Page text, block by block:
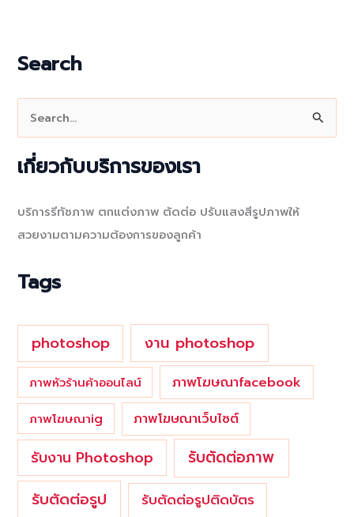
Search
r
เกี่ยวกับบริการของเรา
บริการรีทัชภาพ ตกแต่งภาพ ตัดต่อ ปรับแสงสีรูปภาพให้
สวยงามตามความต้องการของลูกค้า
Tags
photoshop งาน photoshop
ภาพหัวร้านค้าออนไลน์ ภาพโฆษณาfacebook
ภาพโฆษณาig ภาพโฆษณาเว็บไซต์
รับงาน Photoshop
รับตัดต่อภาพ
รับตัดต่อรูป
รับตัดต่อรูปติดบัตร